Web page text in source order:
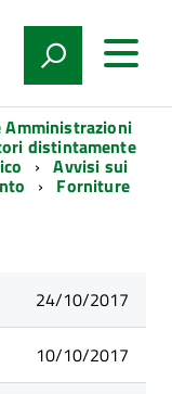
distintamente
Avvisi sui
Forniture
24/10/2017
10/10/2017